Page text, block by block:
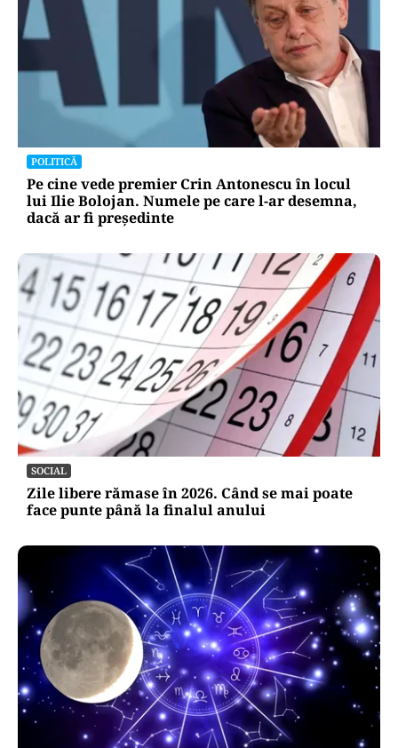
POLITICĂ
Pe cine vede premier Crin Antonescu în locul
lui Ilie Bolojan. Numele pe care l-ar desemna,
dacă ar fi președinte
SOCIAL
Zile libere rămase în 2026. Când se mai poate
face punte până la finalul anului